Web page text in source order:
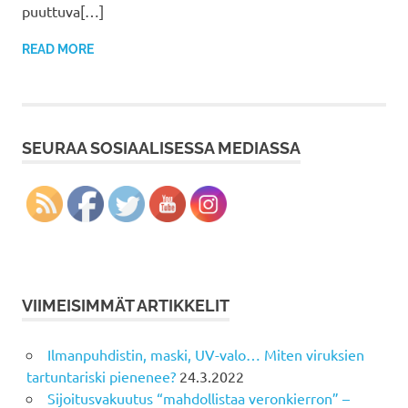
puuttuva[…]
READ MORE
SEURAA SOSIAALISESSA MEDIASSA
VIIMEISIMMÄT ARTIKKELIT
Ilmanpuhdistin, maski, UV-valo… Miten viruksien
tartuntariski pienenee? 24.3.2022
Sijoitusvakuutus “mahdollistaa veronkierron” –